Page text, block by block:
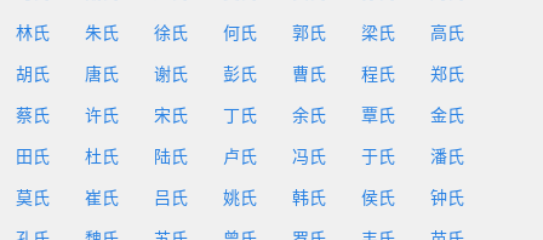
林氏 朱氏 徐氏 何氏 郭氏 梁氏 高氏
胡氏 唐氏 谢氏 彭氏 曹氏 程氏 郑氏
蔡氏 许氏 宋氏 丁氏 余氏 覃氏 金氏
田氏 杜氏 陆氏 卢氏 冯氏 于氏 潘氏
莫氏 崔氏 吕氏 姚氏 韩氏 侯氏 钟氏